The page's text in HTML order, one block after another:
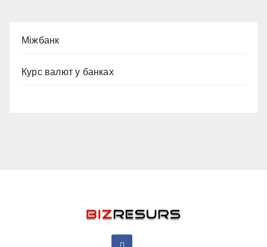
Міжбанк
Курс валют у банках